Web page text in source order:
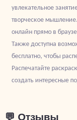
увлекательное
творческое
онлайн прямо в
Также доступна
бесплатно, чтобы
Распечатайте
создать интересные
💬 Отзывы